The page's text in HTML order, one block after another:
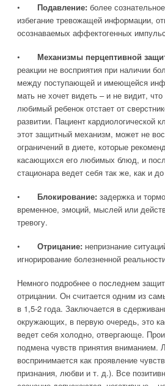
• Подавление:более
избегание тревожащей информации,
осознаваемых аффектогенных
• Механизмы перцептивной
реакции не восприятия при наличии
между поступающей и имеющейся
мать не хочет видеть – и не видит,
любимый ребенок отстает от
развитии. Пациент кардиологической
этот защитный механизм, может не
ограничений в диете, которые
касающихся его любимых блюд, и
стационара ведет себя так же, как и
• Блокирование:задержка и
временное, эмоций, мыслей или
тревогу.
• Отрицание:непризнание
игнорирование болезненной
Немного подробнее о последнем
отрицании. Он считается одним из
в 1,5-2 года. Заключается в
окружающих, в первую очередь, это
ведет себя холодно, отвергающе.
подмена чувств принятия вниманием.
воспринимается как проявление
признания, любви и т. д.). Все